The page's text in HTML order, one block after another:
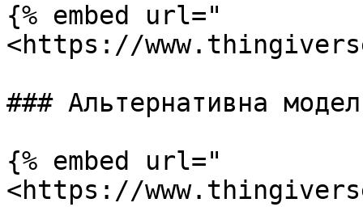
{% embed url="
<https://
### Альтернативна
{% embed url="
<https://